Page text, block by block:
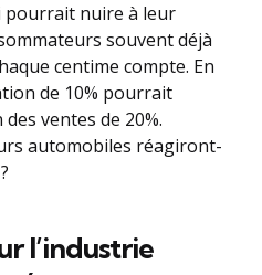
pourrait nuire à leur
souvent déjà
centime compte. En
de 10% pourrait
ventes de 20%.
automobiles réagiront-
l’industrie